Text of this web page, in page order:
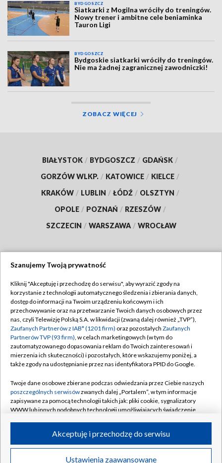
BYDGOSZCZ
Siatkarki z Mogilna wróciły do treningów.
Nowy trener i ambitne cele beniaminka
Tauron Ligi
BYDGOSZCZ
Bydgoskie siatkarki wróciły do treningów.
Nie ma żadnej zagranicznej zawodniczki!
ZOBACZ WIĘCEJ
BIAŁYSTOK / BYDGOSZCZ / GDAŃSK /
GORZÓW WLKP. / KATOWICE / KIELCE /
KRAKÓW / LUBLIN / ŁÓDŹ / OLSZTYN /
OPOLE / POZNAŃ / RZESZÓW /
SZCZECIN / WARSZAWA / WROCŁAW
TVP
Abonament TVP
Emisja w TVP
Centrum informacji TVP
Naziemna Telewizja Cyfrowa
Rada Programowa
System NOS
Informacje o nadawcy
Program dla prasy
Regulamin TVP
Polityka prywatności
Moje zgody
Pomoc
Kontakt
Kanały
©2026 Telewizja Polska S.A. w likwidacji
Szanujemy Twoją prywatność
Kliknij "Akceptuję i przechodzę do serwisu", aby wyrazić zgody na
korzystanie z technologii automatycznego śledzenia i zbierania danych,
dostęp do informacji na Twoim urządzeniu końcowym i ich
przechowywanie oraz na przetwarzanie Twoich danych osobowych przez
nas, czyli Telewizję Polską S.A. w likwidacji (zwaną dalej również „TVP”),
Zaufanych Partnerów z IAB* (1201 firm) oraz pozostałych Zaufanych
Partnerów TVP (93 firm), w celach marketingowych (w tym do
zautomatyzowanego dopasowania reklam do Twoich zainteresowań i
mierzenia ich skuteczności) i pozostałych, które wskazujemy poniżej, a
także zgody na udostępnianie przez nas identyfikatora PPID do Google.
Twoje dane osobowe zbierane podczas odwiedzania przez Ciebie naszych
poszczególnych serwisówzwanych dalej „Portalem”, w tym informacje
zapisywane za pomocą technologii takich jak: pliki cookie, sygnalizatory
WWW lub innych podobnych technologii umożliwiających świadczenie
ruchu w Internecie.
Twoje dane osobowe zbierane podczas odwiedzania przez Ciebie
Ustawienia zaawansowane
Akceptuję i przechodzę do serwisu